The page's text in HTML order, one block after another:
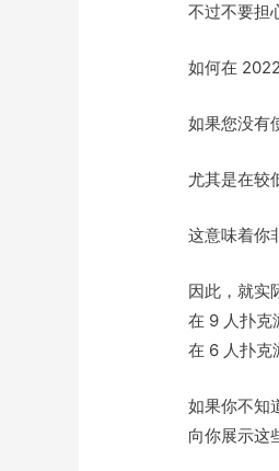
不过不要担
如何在
如果您没有
尤其是在较
这意味着你
因此，就实
在 9 人扑克
在 6 人扑克
如果你不知
向你展示这